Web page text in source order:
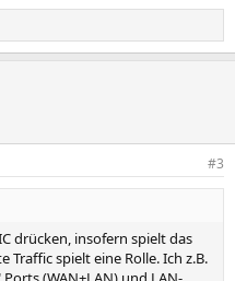
#3
drücken, insofern spielt das
Traffic spielt eine Rolle. Ich z.B.